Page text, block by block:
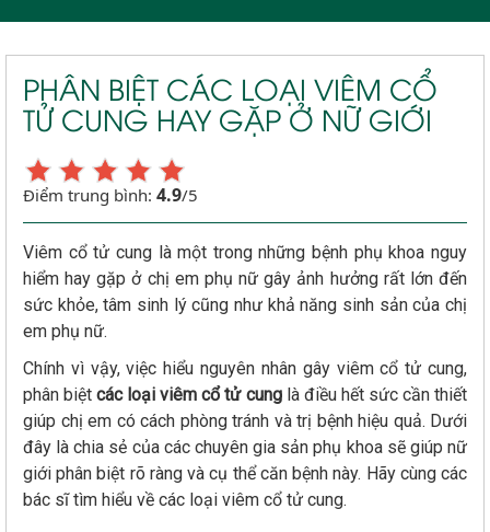
PHÂN BIỆT CÁC LOẠI VIÊM CỔ
TỬ CUNG HAY GẶP Ở NỮ GIỚI
Điểm trung bình: 4.9/5
Viêm cổ tử cung là một trong những bệnh phụ khoa nguy
hiểm hay gặp ở chị em phụ nữ gây ảnh hưởng rất lớn đến
sức khỏe, tâm sinh lý cũng như khả năng sinh sản của chị
em phụ nữ.
Chính vì vậy, việc hiểu nguyên nhân gây viêm cổ tử cung,
phân biệt các loại viêm cổ tử cunglà điều hết sức cần thiết
giúp chị em có cách phòng tránh và trị bệnh hiệu quả. Dưới
đây là chia sẻ của các chuyên gia sản phụ khoa sẽ giúp nữ
giới phân biệt rõ ràng và cụ thể căn bệnh này. Hãy cùng các
bác sĩ tìm hiểu về các loại viêm cổ tử cung.